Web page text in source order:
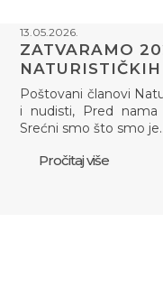
13.05.2026.
ZATVARAMO
Poštovani članovi
i nudisti, Pred
Srećni smo što smo
Pročitaj više